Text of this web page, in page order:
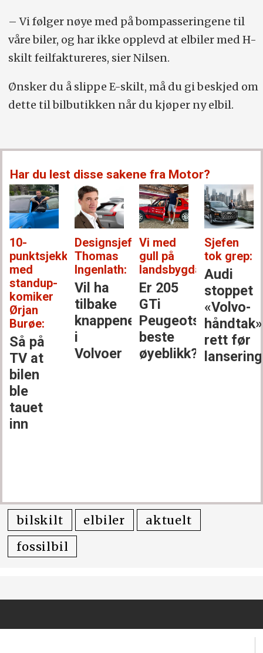
– Vi følger nøye med på bompasseringene til
våre biler, og har ikke opplevd at elbiler med H-
skilt feilfaktureres, sier Nilsen.
Ønsker du å slippe E-skilt, må du gi beskjed om
dette til bilbutikken når du kjøper ny elbil.
Har du lest disse sakene fra Motor?
10-
punktsjekken
med
standup-
komiker
Ørjan
Burøe:
Så på
TV at
bilen
ble
tauet
inn
Designsjef
Thomas
Ingenlath:
Vil ha
tilbake
knappene
i
Volvoer
Vi med
gull på
landsbygda:
Er 205
GTi
Peugeots
beste
øyeblikk?
Sjefen
tok grep:
Audi
stoppet
«Volvo-
håndtak»
rett før
lansering
bilskilt elbiler
aktuelt
fossilbil